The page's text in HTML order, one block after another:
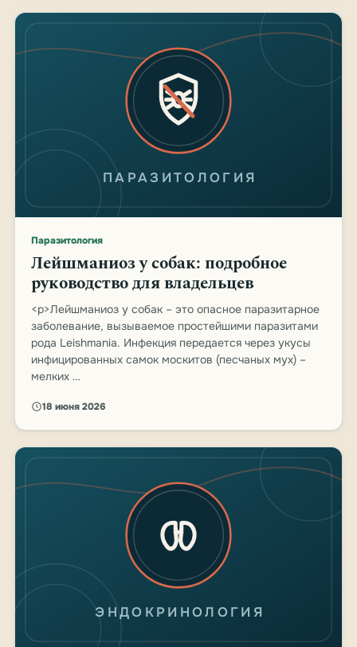
ПАРАЗИТОЛОГИЯ
Паразитология
Лейшманиоз у собак: подробное
руководство для владельцев
<p>Лейшманиоз у собак – это опасное паразитарное
заболевание, вызываемое простейшими паразитами
рода Leishmania. Инфекция передается через укусы
инфицированных самок москитов (песчаных мух) –
мелких …
18 июня 2026
ЭНДОКРИНОЛОГИЯ